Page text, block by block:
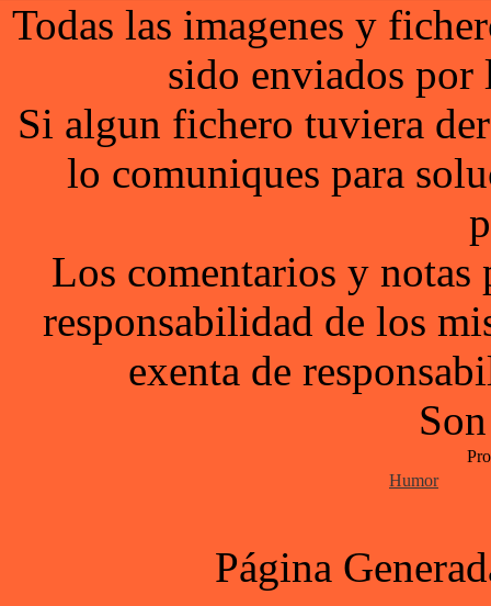
Todas las imagenes y
sido enviados por
Si algun fichero tuviera
lo comuniques para
Los comentarios y notas
responsabilidad de los
exenta de
Humor
Página